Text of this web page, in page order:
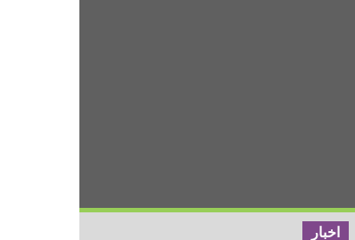
اخبار